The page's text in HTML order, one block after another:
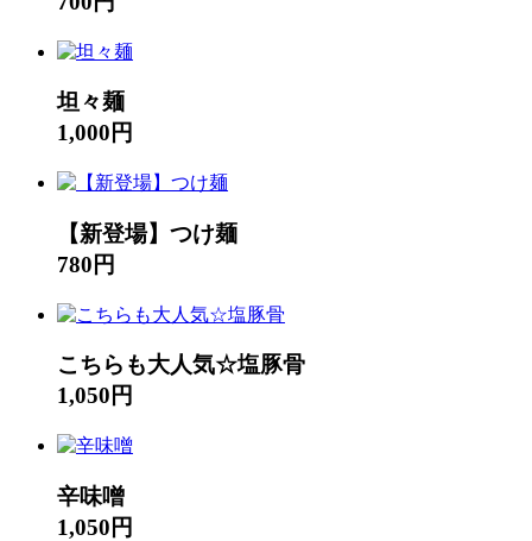
坦々麺
1,000円
【新登場】つけ麺
780円
こちらも大人気☆塩豚骨
1,050円
辛味噌
1,050円